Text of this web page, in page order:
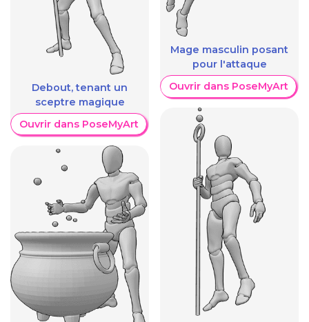
Debout, tenant un
sceptre magique
Ouvrir dans PoseMyArt
Mage masculin posant
pour l'attaque
Ouvrir dans PoseMyArt